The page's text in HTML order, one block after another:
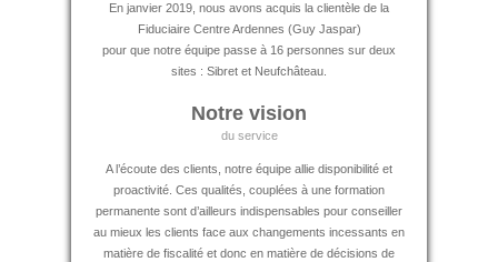
En janvier 2019, nous avons acquis la clientèle de la
Fiduciaire Centre Ardennes (Guy Jaspar)
pour que notre équipe passe à 16 personnes sur deux
sites : Sibret et Neufchâteau.
Notre vision
du service
A l’écoute des clients, notre équipe allie disponibilité et
proactivité. Ces qualités, couplées à une formation
permanente sont d’ailleurs indispensables pour conseiller
au mieux les clients face aux changements incessants en
matière de fiscalité et donc en matière de décisions de